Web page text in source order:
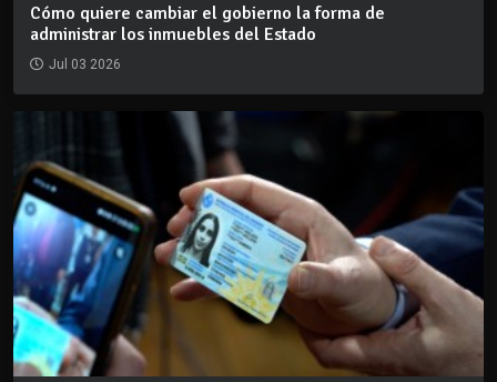
Cómo quiere cambiar el gobierno la forma de
administrar los inmuebles del Estado
Jul 03 2026